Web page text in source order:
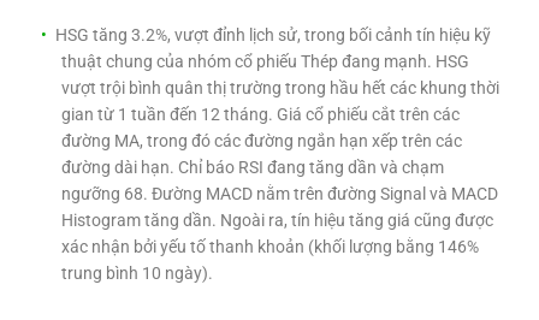
HSG tăng 3.2%, vượt đỉnh lịch sử, trong bối cảnh tín hiệu kỹ
thuật chung của nhóm cổ phiếu Thép đang mạnh. HSG
vượt trội bình quân thị trường trong hầu hết các khung thời
gian từ 1 tuần đến 12 tháng. Giá cổ phiếu cắt trên các
đường MA, trong đó các đường ngắn hạn xếp trên các
đường dài hạn. Chỉ báo RSI đang tăng dần và chạm
ngưỡng 68. Đường MACD nằm trên đường Signal và MACD
Histogram tăng dần. Ngoài ra, tín hiệu tăng giá cũng được
xác nhận bởi yếu tố thanh khoản (khối lượng bằng 146%
trung bình 10 ngày).